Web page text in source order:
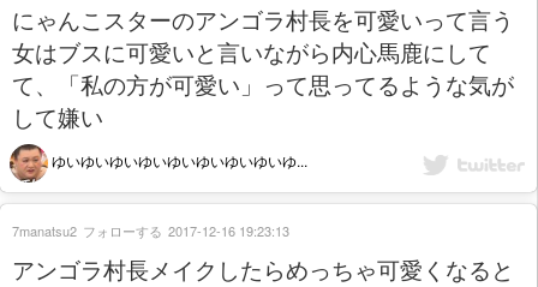
にゃんこスターのアンゴラ村長を可愛いって言う
女はブスに可愛いと言いながら内心馬鹿にして
て、「私の方が可愛い」って思ってるような気が
して嫌い
ゆいゆいゆいゆいゆいゆいゆいゆいゆ...
アンゴラ村長メイクしたらめっちゃ可愛くなると
7manatsu2 フォローする 2017-12-16 19:23:13